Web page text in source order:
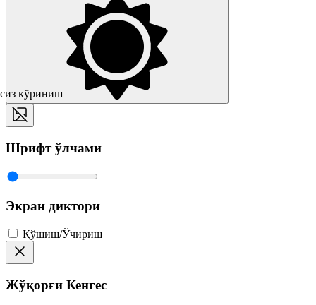
кўриниш
Шрифт ўлчами
Экран диктори
Қўшиш/Ўчириш
Жўқорғи Кенгес